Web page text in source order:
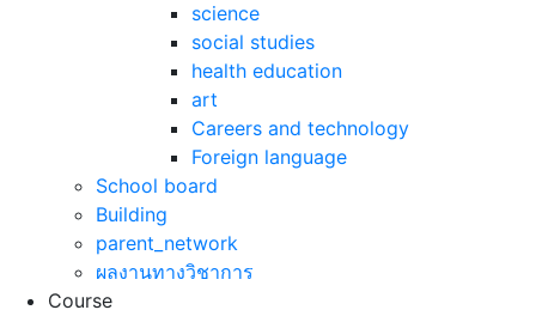
science
social studies
health education
art
Careers and technology
Foreign language
School board
Building
parent_network
ผลงานทางวิชาการ
Course